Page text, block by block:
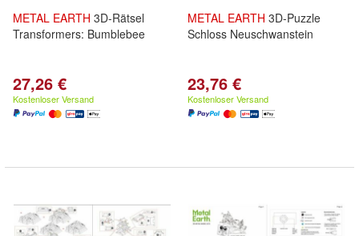
METAL EARTH 3D-Rätsel
Transformers: Bumblebee
27,26 €
Kostenloser Versand
METAL EARTH 3D-Puzzle
Schloss Neuschwanstein
23,76 €
Kostenloser Versand